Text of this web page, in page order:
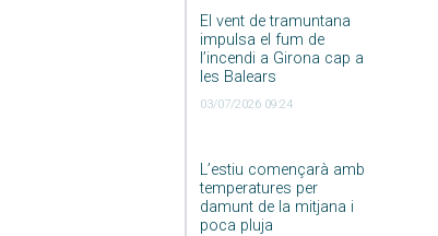
El vent de tramuntana
impulsa el fum de
l’incendi a Girona cap a
les Balears
03/07/2026 09:24
L’estiu començarà amb
temperatures per
damunt de la mitjana i
poca pluja